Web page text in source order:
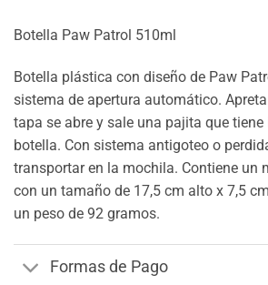
Botella Paw Patrol 510ml
Botella plástica con diseño de Paw
sistema de apertura automático.
tapa se abre y sale una pajita que
botella. Con sistema antigoteo o
transportar en la mochila. Contiene un
con un tamaño de 17,5 cm alto x 7,5
un peso de 92 gramos.
Formas de Pago